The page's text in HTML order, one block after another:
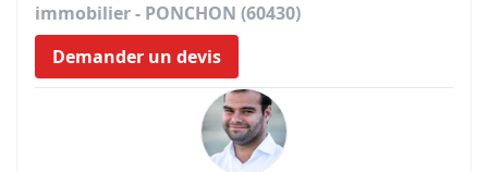
immobilier - PONCHON (60430)
Demander un devis